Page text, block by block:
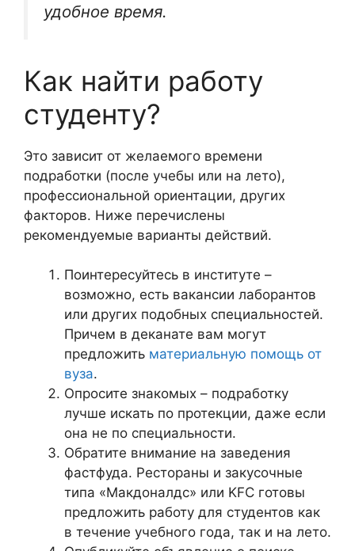
удобное время.
Как найти работу
студенту?
Это зависит от желаемого времени
подработки (после учебы или на лето),
профессиональной ориентации, других
факторов. Ниже перечислены
рекомендуемые варианты действий.
Поинтересуйтесь в институте –
возможно, есть вакансии лаборантов
или других подобных специальностей.
Причем в деканате вам могут
предложить материальную помощь от
вуза.
Опросите знакомых – подработку
лучше искать по протекции, даже если
она не по специальности.
Обратите внимание на заведения
фастфуда. Рестораны и закусочные
типа «Макдоналдс» или KFC готовы
предложить работу для студентов как
в течение учебного года, так и на лето.